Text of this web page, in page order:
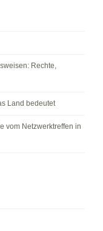
Rechte,
Land bedeutet
vom Netzwerktreffen in